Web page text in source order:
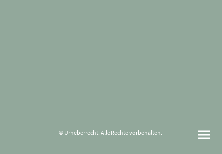
© Urheberrecht. Alle Rechte vorbehalten.